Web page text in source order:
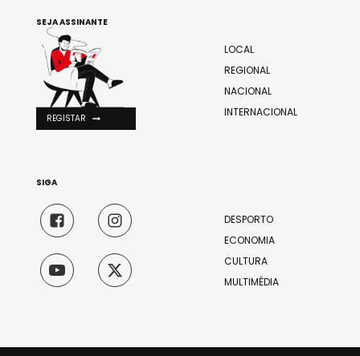
LOCAL
REGIONAL
NACIONAL
INTERNACIONAL
DESPORTO
ECONOMIA
CULTURA
MULTIMÉDIA
SEJA ASSINANTE
REGISTAR
SIGA